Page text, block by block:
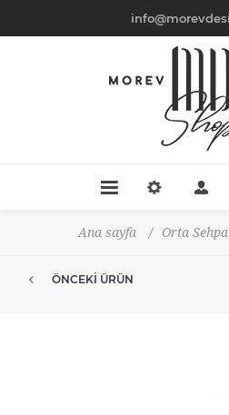
Ana sayfa / Orta Sehpa
ÖNCEKI ÜRÜN